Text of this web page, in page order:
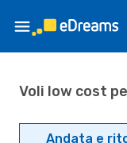
Voli low cost
Andata e